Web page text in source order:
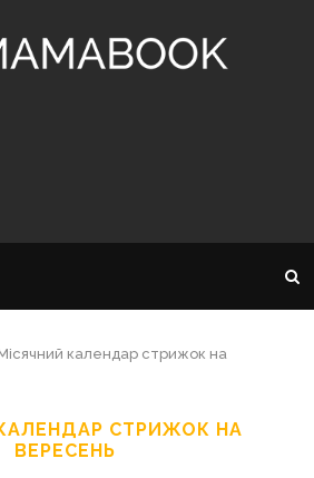
календар стрижок на
СТРИЖОК НА
ВЕРЕСЕНЬ